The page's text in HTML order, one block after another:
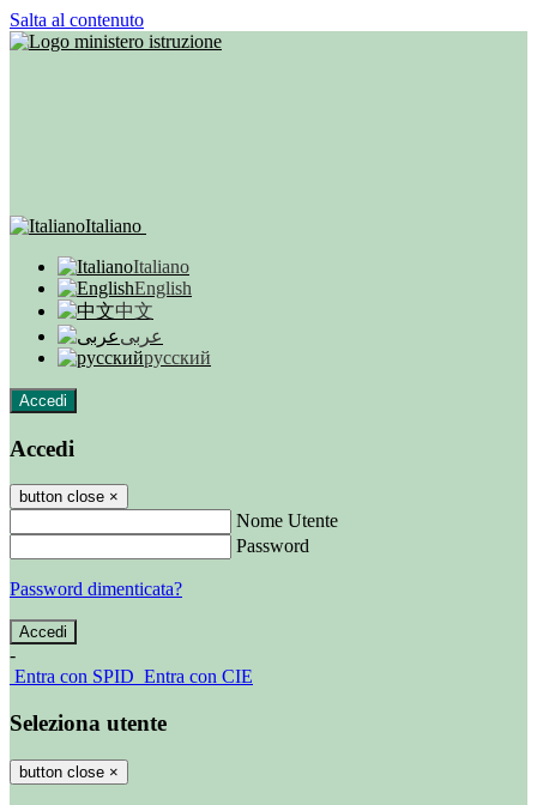
Salta al contenuto
Italiano
Italiano
English
中文
عربى
русский
Accedi
Accedi
button close ×
Nome Utente
Password
Password dimenticata?
-
Entra con SPID Entra con CIE
Seleziona utente
button close ×